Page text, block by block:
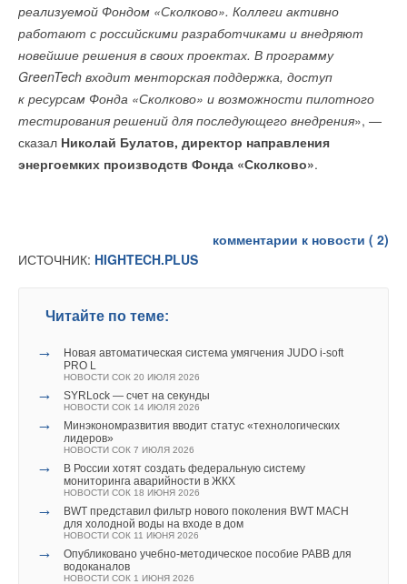
реализуемой Фондом «Сколково». Коллеги активно
работают с российскими разработчиками и внедряют
новейшие решения в своих проектах. В программу
GreenTech входит менторская поддержка, доступ
к ресурсам Фонда «Сколково» и возможности пилотного
тестирования решений для последующего внедрения», —
сказал Николай Булатов, директор направления
энергоемких производств Фонда «Сколково».
комментарии к новости ( 2)
ИСТОЧНИК: HIGHTECH.PLUS
Читайте по теме:
→
Новая автоматическая система умягчения JUDO i-soft
PRO L
НОВОСТИ СОК 20 ИЮЛЯ 2026
→ SYRLock — счет на секунды
НОВОСТИ СОК 14 ИЮЛЯ 2026
→
Минэкономразвития вводит статус «технологических
лидеров»
НОВОСТИ СОК 7 ИЮЛЯ 2026
→
В России хотят создать федеральную систему
мониторинга аварийности в ЖКХ
НОВОСТИ СОК 18 ИЮНЯ 2026
→
BWT представил фильтр нового поколения BWT MACH
для холодной воды на входе в дом
НОВОСТИ СОК 11 ИЮНЯ 2026
→
Опубликовано учебно-методическое пособие РАВВ для
водоканалов
НОВОСТИ СОК 1 ИЮНЯ 2026
НОВОСТИ СОК 28 ИЮЛЯ 2026
Уведомления отключены
Комментарии
Добавить комментарий
Ваш E-mail *
Текст комментария
«Особая ответственность за решение экологических
проблем лежит на развитых и развивающихся странах,
чья экономика во многом и оказывает негативное влияние
на атмосферу Земли», — констатировал глава управления.
По его словам, энергоемкие сектора экономики сегодня
считаются локомотивом технологического развития
доля Индии. Вместе с тем развитые страны постепенно
на США приходится уже не 25 процентов, а 12–13
Хасар считает, что возобновляемые источники энергии
не могут полноценно заменить традиционные виды
энергоресурсов. «Факт в том, что отдельные
производства требуют температурные режимы в тысячу
и более градусов. ВИЭ не могут выдавать такие
температуры, поэтому полный переход
на альтернативную энергетику — сложно выполнимая
», — сказал он, заметив, что солнечная, ветровая
и другие виды возобновляемой энергии эффективны
в покрытии иных значимых потребностей стран.